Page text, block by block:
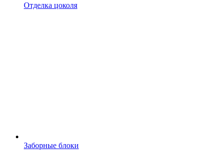
Отделка цоколя
Заборные блоки